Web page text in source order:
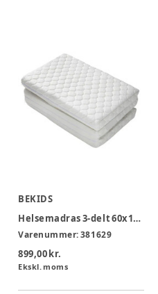
BEKIDS
Helsemadras 3-delt 60x120x8cm
Varenummer:381629
899,00 kr.
Ekskl. moms